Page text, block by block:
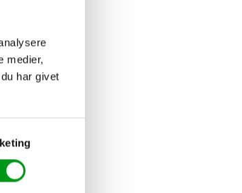
medier,
har givet
er